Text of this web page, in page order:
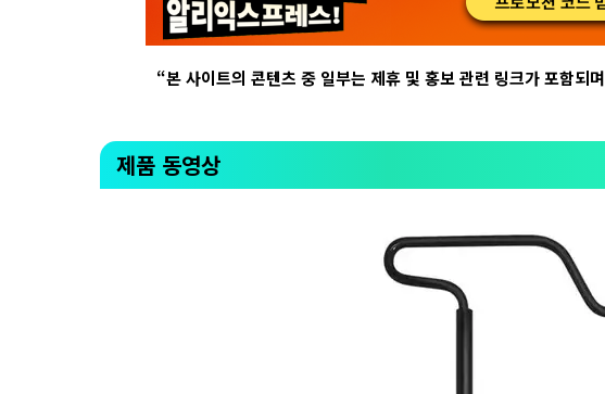
“본 사이트의 콘텐츠 중 일부는 제휴 및 홍보 관련 링크가 포함되며
제품 동영상